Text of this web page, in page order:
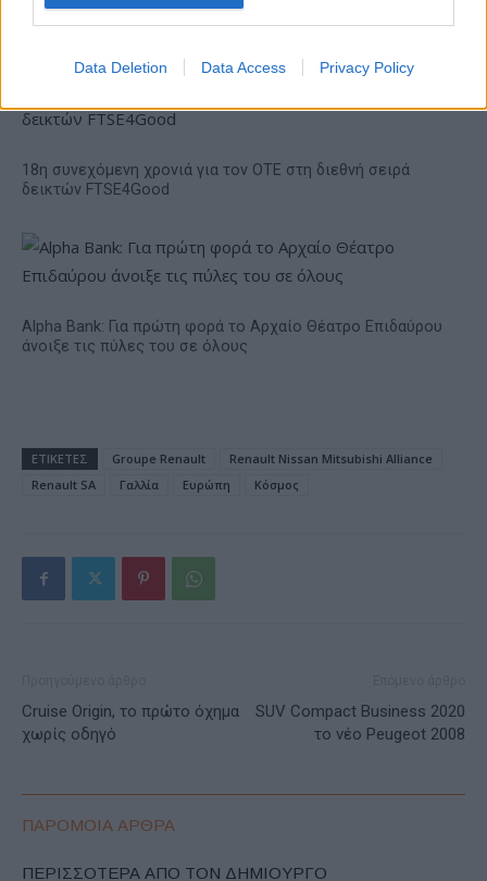
Data Deletion Data Access Privacy Policy
18η συνεχόμενη χρονιά για τον ΟΤΕ στη διεθνή σειρά
δεικτών FTSE4Good
Alpha Bank: Για πρώτη φορά το Αρχαίο Θέατρο Επιδαύρου
άνοιξε τις πύλες του σε όλους
ΕΤΙΚΕΤΕΣ Groupe Renault
Renault Nissan Mitsubishi Alliance
Renault SA
Γαλλία Ευρώπη Κόσμος
Cruise Origin, το πρώτο όχημα
χωρίς οδηγό
SUV Compact Business 2020
το νέο Peugeot 2008
ΠΑΡΟΜΟΙΑ ΑΡΘΡΑ
ΠΕΡΙΣΣΟΤΕΡΑ ΑΠΟ ΤΟΝ ΔΗΜΙΟΥΡΓΟ